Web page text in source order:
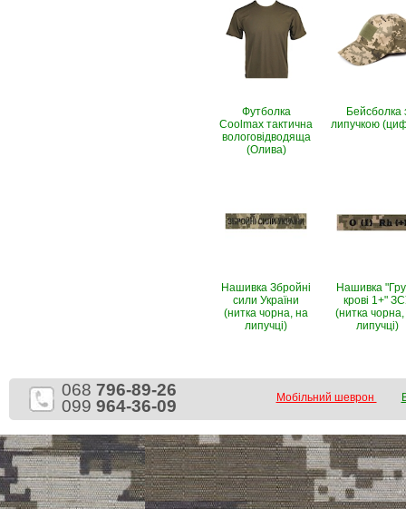
Футболка
Coolmax тактична
вологовiдводяща
(Олива)
Бейсболка
липучкою
Нашивка Збройні
сили України
(нитка чорна, на
липучці)
Нашивка
крові 1+"
(нитка
липучці)
068 796-89-26
099 964-36-09 Мобільний шеврон